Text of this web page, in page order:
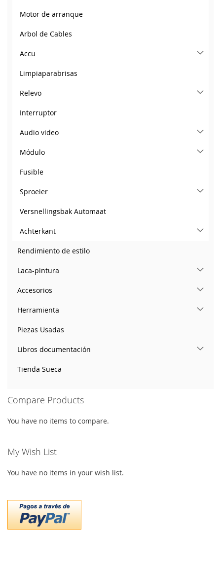
Motor de arranque
Arbol de Cables
Accu
Limpiaparabrisas
Relevo
Interruptor
Audio video
Módulo
Fusible
Sproeier
Versnellingsbak Automaat
Achterkant
Rendimiento de estilo
Laca-pintura
Accesorios
Herramienta
Piezas Usadas
Libros documentación
Tienda Sueca
Compare Products
You have no items to compare.
My Wish List
You have no items in your wish list.